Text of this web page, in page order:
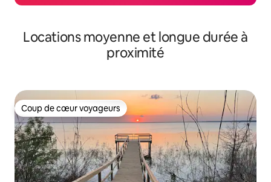
Locations moyenne et longue durée à
proximité
Coup de cœur voyageurs
Coup de cœur voyageurs